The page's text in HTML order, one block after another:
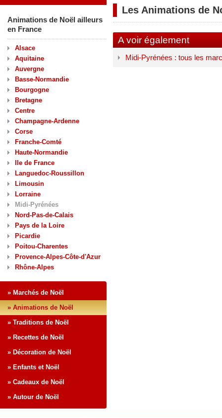
Animations de Noël ailleurs
en France
Alsace
Aquitaine
Auvergne
Basse-Normandie
Bourgogne
Bretagne
Centre
Champagne-Ardenne
Corse
Franche-Comté
Haute-Normandie
Ile de France
Languedoc-Roussillon
Limousin
Lorraine
Midi-Pyrénées
Nord-Pas-de-Calais
Pays de la Loire
Picardie
Poitou-Charentes
Provence-Alpes-Côte-d'Azur
Rhône-Alpes
» Marchés de Noël
» Animations de Noël
» Traditions de Noël
» Recettes de Noël
» Décoration de Noël
» Enfants et Noël
» Cadeaux de Noël
» Autour de Noël
Les Animations de
A voir également
Midi-Pyrénées : tous les